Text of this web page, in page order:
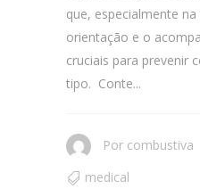
que, especialmente
orientação e o
cruciais para prevenir
tipo. Conte...
Por combustiva
medical